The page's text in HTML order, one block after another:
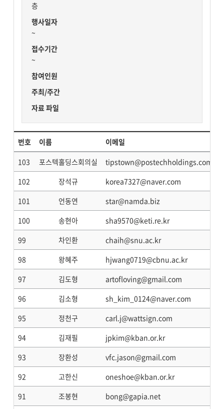
층
행사일자
~
접수기간
~
참여인원
주최/주간
자료 파일
번호 이름 이메일
103
포스텍홀딩스회의실 tipstown@postechholdings.com
102
장석규 korea7327@naver.com
101
언동연 star@namda.biz
100
송현아 sha9570@keti.re.kr
99
차인환 chaih@snu.ac.kr
98
왕혜주 hjwang0719@cbnu.ac.kr
97
김도형 artofloving@gmail.com
96
김소형 sh_kim_0124@naver.com
95
정천구 carl.j@wattsign.com
94
김재필 jpkim@kban.or.kr
93
장환성 vfc.jason@gmail.com
92
고한신 oneshoe@kban.or.kr
91
조봉현 bong@gapia.net